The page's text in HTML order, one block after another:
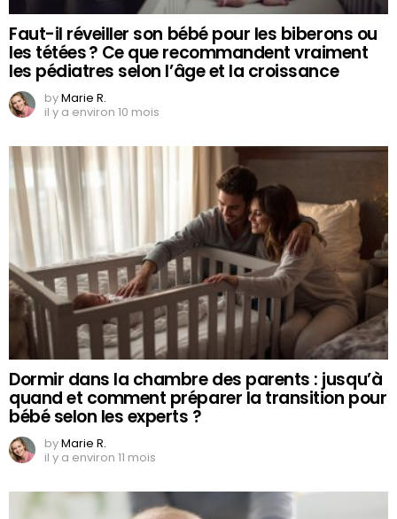
Faut-il réveiller son bébé pour les biberons ou
les tétées ? Ce que recommandent vraiment
les pédiatres selon l’âge et la croissance
byMarie R.
il y a environ 10 mois
Dormir dans la chambre des parents : jusqu’à
quand et comment préparer la transition pour
bébé selon les experts ?
byMarie R.
il y a environ 11 mois